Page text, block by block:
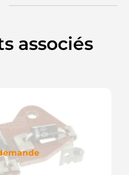
associés